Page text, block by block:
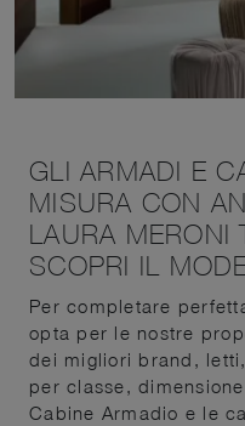
GLI ARMADI E
MISURA CON
LAURA MERONI
SCOPRI IL
Per completare
opta per le nostre
dei migliori brand,
per classe,
Cabine Armadio e le